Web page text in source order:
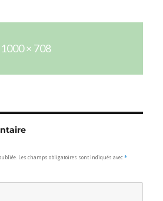
réelle
1000 × 708
Les champs obligatoires sont indiqués avec*